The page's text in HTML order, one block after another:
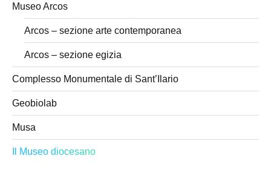
Museo Arcos
Arcos – sezione arte contemporanea
Arcos – sezione egizia
Complesso Monumentale di Sant’Ilario
Geobiolab
Musa
Il Museo diocesano